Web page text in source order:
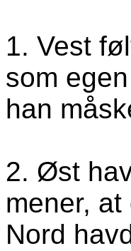
1. Vest
som
han
2. Øst
mener,
Nord